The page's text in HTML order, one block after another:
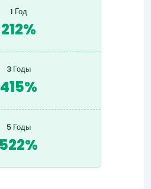
1 Год
212%
3 Годы
415%
5 Годы
522%